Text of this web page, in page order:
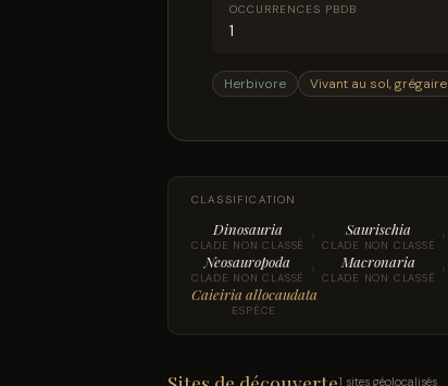
OCCURRENCES PBDB
1
Herbivore Vivant au sol, grégaire
CLASSIFICATION
Dinosauria
CLADE NON CLASSÉ › Saurischia
CLADE NON CLASSÉ ›
Neosauropoda
CLADE NON CLASSÉ › Macronaria
CLADE NON CLASSÉ ›
Caieiria allocaudata
ESPÈCE
1 sites géolocalisés